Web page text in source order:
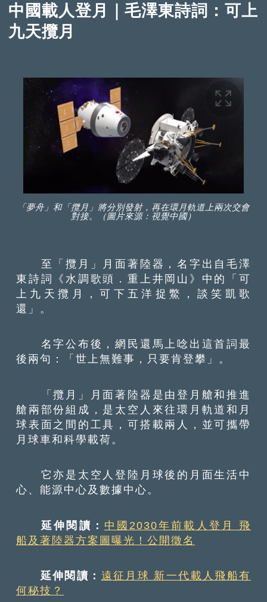
中國載人登月｜毛澤東詩詞：可上
九天攬月
「夢舟」和「攬月」將分別發射，再在環月軌道上兩次交會
對接。（圖片來源：視覺中國）
至「攬月」月面著陸器，名字出自毛澤
東詩詞《水調歌頭．重上井岡山》中的「可
上九天攬月，可下五洋捉鱉，談笑凱歌
還」。
名字公布後，網民還馬上唸出這首詞最
後兩句：「世上無難事，只要肯登攀」。
「攬月」月面著陸器是由登月艙和推進
艙兩部份組成，是太空人來往環月軌道和月
球表面之間的工具，可搭載兩人，並可攜帶
月球車和科學載荷。
它亦是太空人登陸月球後的月面生活中
心、能源中心及數據中心。
延伸閱讀： 中國2030年前載人登月 飛
船及著陸器方案圖曝光！公開徵名
延伸閱讀： 遠征月球 新一代載人飛船有
何秘技？